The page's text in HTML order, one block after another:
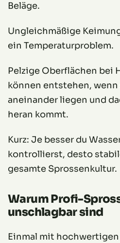
Beläge.
Ungleichmäßige
ein Temperaturproblem.
Pelzige Oberflächen bei
können entstehen,
aneinander liegen und
heran kommt.
Kurz: Je besser du
kontrollierst, desto
gesamte Sprossenkultur.
Warum Profi-
unschlagbar sind
Einmal mit